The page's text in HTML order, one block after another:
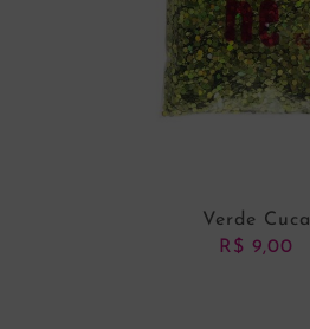
Verde Cuca
R$ 9,00